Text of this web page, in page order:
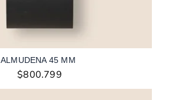
ALMUDENA 45 MM
$800.799